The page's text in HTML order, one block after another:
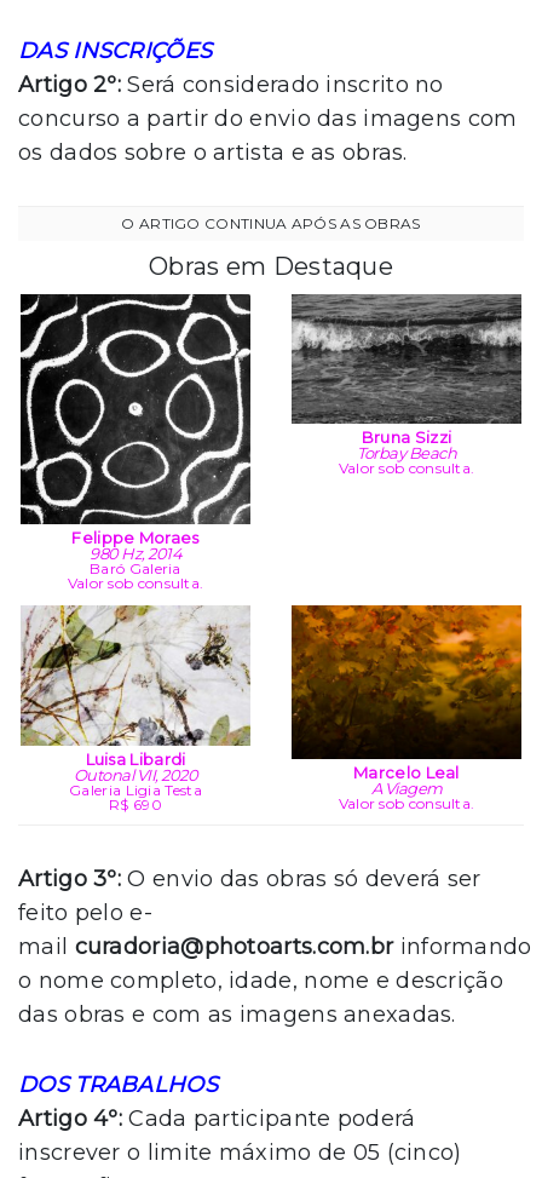
DAS INSCRIÇÕES
Artigo 2º: Será considerado inscrito no
concurso a partir do envio das imagens com
os dados sobre o artista e as obras.
Obras em Destaque
Felippe Moraes
980 Hz, 2014
Baró Galeria
Valor sob consulta.
Bruna Sizzi
Torbay Beach
Valor sob consulta.
Luisa Libardi
Outonal VII, 2020
Galeria Ligia Testa
R$ 690
Marcelo Leal
A Viagem
Valor sob consulta.
Artigo 3º: O envio das obras só deverá ser
feito pelo e-
mail curadoria@photoarts.com.brinformando
o nome completo, idade, nome e descrição
das obras e com as imagens anexadas.
DOS TRABALHOS
Artigo 4º: Cada participante poderá
inscrever o limite máximo de 05 (cinco)